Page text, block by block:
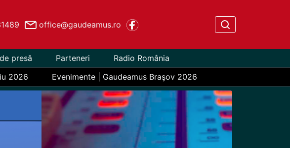
office@gaudeamus.ro
presă Parteneri
Radio România
2026 Evenimente | Gaudeamus Braşov 2026